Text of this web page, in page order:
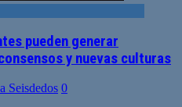
pueden generar
y nuevas culturas
Seisdedos 0